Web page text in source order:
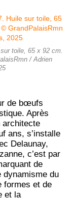
toile, 65 x 92 cm.
/ Adrien
de bœufs
Après
architecte
ans, s’installe
Delaunay,
c’est par
de
dynamisme du
formes et de
et la